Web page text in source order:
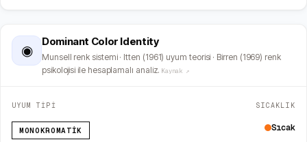
◉
Dominant Color Identity
Munsell renk sistemi · Itten (1961) uyum teorisi · Birren (1969) renk
psikolojisi ile hesaplamalı analiz. Kaynak ↗
UYUM TİPİ
MONOKROMATIK
SICAKLIK
Sıcak